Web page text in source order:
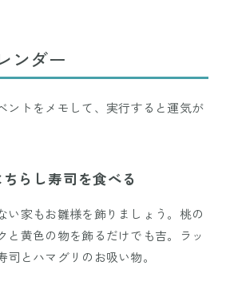
ンダー
ントをメモして、実行すると運気が
らし寿司を食べる
い家もお雛様を飾りましょう。桃の
と黄色の物を飾るだけでも吉。ラッ
とハマグリのお吸い物。